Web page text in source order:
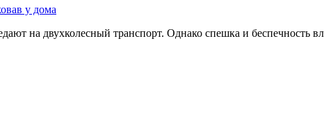
у дома
на двухколесный транспорт. Однако спешка и беспечность